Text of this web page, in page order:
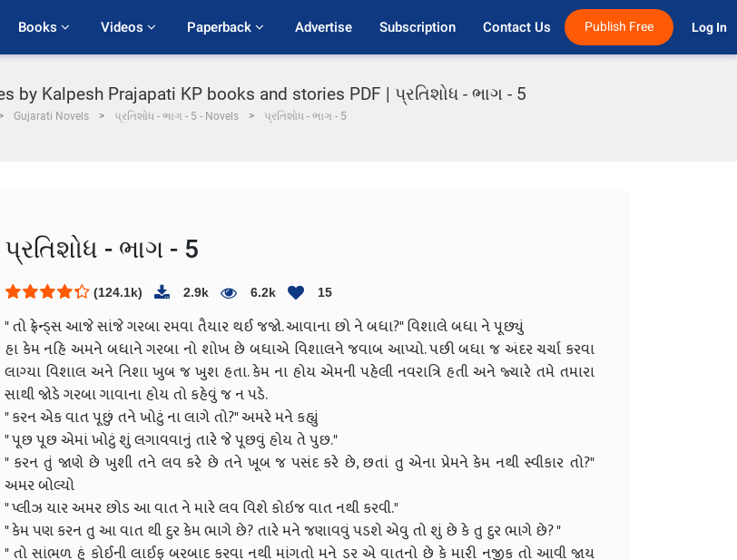
Books Videos Paperback Advertise Subscription Contact Us Publish Free Log In
by Kalpesh Prajapati KP books and stories PDF | પ્રતિશોધ - ભાગ - 5
Gujarati Novels પ્રતિશોધ - ભાગ - 5 - Novels પ્રતિશોધ - ભાગ - 5
પ્રતિશોધ - ભાગ - 5
(124.1k) 2.9k 6.2k 15
" તો ફ્રેન્ડ્સ આજે સાંજે ગરબા રમવા તૈયાર થઈ જજો. આવાના છો ને બધા?" વિશાલે બધા ને પૂછ્યું
હા કેમ નહિ અમને બધાને ગરબા નો શોખ છે બધાએ વિશાલને જવાબ આપ્યો. પછી બધા જ અંદર ચર્ચા કરવા
લાગ્યા વિશાલ અને નિશા ખુબ જ ખુશ હતા. કેમ ના હોય એમની પહેલી નવરાત્રિ હતી અને જ્યારે તમે તમારા
સાથી જોડે ગરબા ગાવાના હોય તો કહેવું જ ન પડે.
" કરન એક વાત પૂછું તને ખોટું ના લાગે તો?" અમરે મને કહ્યું
" પૂછ પૂછ એમાં ખોટું શું લગાવવાનું તારે જે પૂછવું હોય તે પુછ."
" કરન તું જાણે છે ખુશી તને લવ કરે છે તને ખૂબ જ પસંદ કરે છે, છતાં તુ એના પ્રેમને કેમ નથી સ્વીકાર તો?"
અમર બોલ્યો
" પ્લીઝ યાર અમર છોડ આ વાત ને મારે લવ વિશે કોઇજ વાત નથી કરવી."
" કેમ પણ કરન તુ આ વાત થી દુર કેમ ભાગે છે? તારે મને જણાવવું પડશે એવુ તો શું છે કે તુ દુર ભાગે છે? "
" તો સાંભળ હું કોઈની લાઈફ બરબાદ કરવા નથી માંગતો મને ડર એ વાતનો છે કે મારી નજીક તો આવી જાય